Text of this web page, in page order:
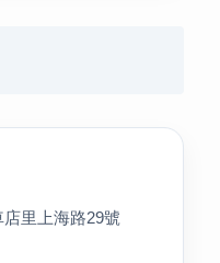
里上海路29號